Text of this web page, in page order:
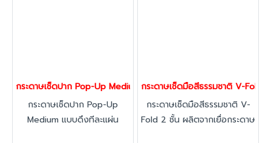
กระดาษเช็ดปาก Pop-Up Medium | กระดาษเช็ดปากแบบดึง 1 แผ่น ใช้
กระดาษเช็ดปาก Pop-Up
Medium แบบดึงทีละแผ่น
กระดาษเช็ดมือสีธรรมชาติ V-Fold
กระดาษเช็ดมือสีธรรมชาติ V-
Fold 2 ชั้น ผลิตจากเยื่อกระดาษ